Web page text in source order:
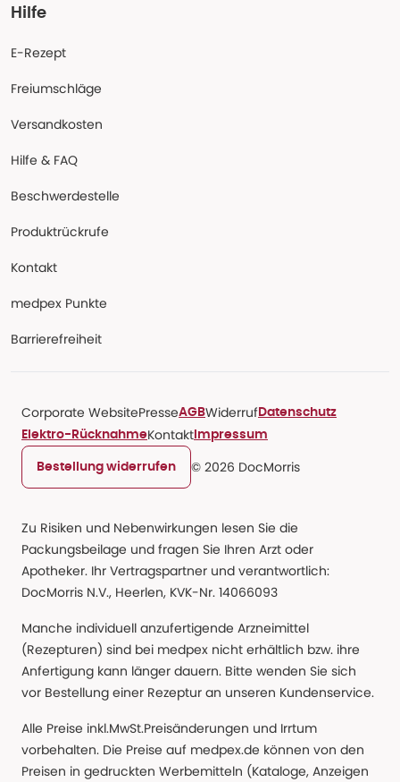
Hilfe
E-Rezept
Freiumschläge
Versandkosten
Hilfe & FAQ
Beschwerdestelle
Produktrückrufe
Kontakt
medpex Punkte
Barrierefreiheit
Corporate WebsitePresseAGBWiderruf Datenschutz
Elektro-RücknahmeKontakt Impressum
Bestellung widerrufen © 2026 DocMorris
Zu Risiken und Nebenwirkungen lesen Sie die
Packungsbeilage und fragen Sie Ihren Arzt oder
Apotheker. Ihr Vertragspartner und verantwortlich:
DocMorris N.V., Heerlen, KVK-Nr. 14066093
Manche individuell anzufertigende Arzneimittel
(Rezepturen) sind bei medpex nicht erhältlich bzw. ihre
Anfertigung kann länger dauern. Bitte wenden Sie sich
vor Bestellung einer Rezeptur an unseren Kundenservice.
Alle Preise inkl.MwSt.Preisänderungen und Irrtum
vorbehalten. Die Preise auf medpex.de können von den
Preisen in gedruckten Werbemitteln (Kataloge, Anzeigen